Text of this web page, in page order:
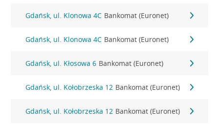
Gdańsk, ul. Klonowa 4C Bankomat (Euronet)
Gdańsk, ul. Klonowa 4C Bankomat (Euronet)
Gdańsk, ul. Kłosowa 6 Bankomat (Euronet)
Gdańsk, ul. Kołobrzeska 12 Bankomat (Euronet)
Gdańsk, ul. Kołobrzeska 12 Bankomat (Euronet)